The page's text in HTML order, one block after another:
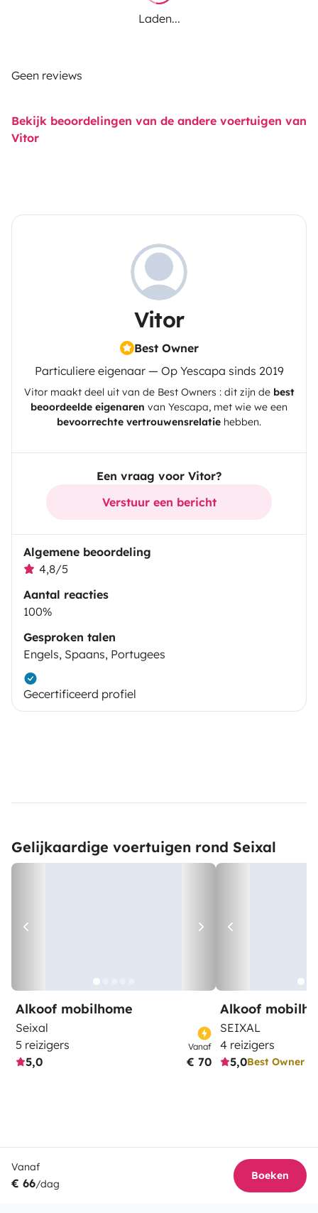
Laden...
Geen reviews
Bekijk beoordelingen van de andere voertuigen van
Vitor
Vitor
Best Owner
Particuliere eigenaar — Op Yescapa sinds 2019
Vitormaakt deel uit van de Best Owners : dit zijn de best
beoordeelde eigenaren van Yescapa, met wie we een
bevoorrechte vertrouwensrelatie hebben.
Een vraag voor Vitor?
Verstuur een bericht
Algemene beoordeling
4,8/5
Aantal reacties
100%
Gesproken talen
Engels, Spaans, Portugees
Gecertificeerd profiel
Gelijkaardige voertuigen rond Seixal
Alkoof mobilhome
Seixal
5 reizigers
5,0
Vanaf
€ 70
Alkoof
SEIXAL
4 reizigers
5,0Best Owner
Vanaf
€ 66/dag
Boeken